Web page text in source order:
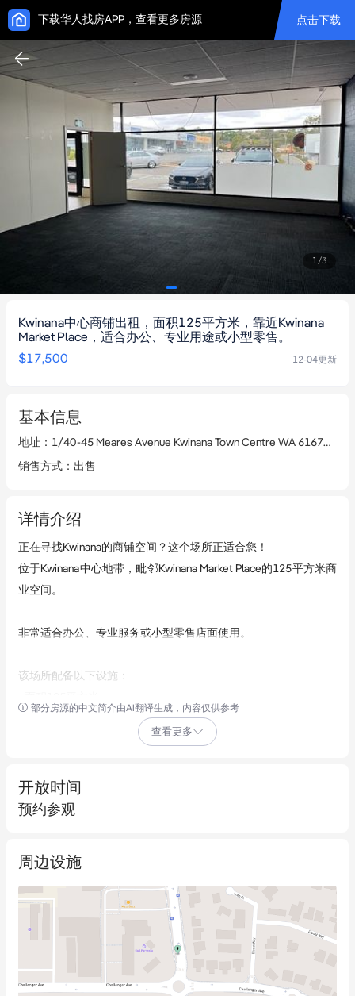
下载华人找房APP，查看更多房源 点击下载
1/3
Kwinana中心商铺出租，面积125平方米，靠近Kwinana
Market Place，适合办公、专业用途或小型零售。
$17,500
12-04更新
基本信息
地址 ： 1/40-45 Meares Avenue Kwinana Town Centre WA 6167
销售方式 ： 出售
详情介绍
正在寻找Kwinana的商铺空间？这个场所正适合您！
位于Kwinana中心地带，毗邻Kwinana Market Place的125平方米商
业空间。
非常适合办公、专业服务或小型零售店面使用。
该场所配备以下设施：
- 储物空间
- 后方卷帘门通道
人流量和曝光度。
租金极具竞争力，欢迎前来实地考察。请致电Tony Romano：
0407 388 139。
部分房源的中文简介由AI翻译生成，内容仅供参考
查看更多
开放时间
预约参观
周边设施